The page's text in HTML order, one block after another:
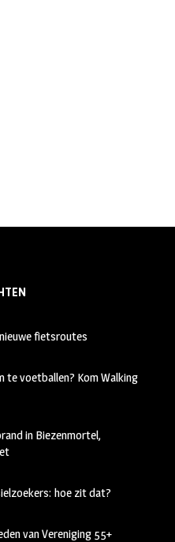
fietsroutes
te voetballen? Kom Walking
in Biezenmortel,
hoe zit dat?
van Vereniging 55+